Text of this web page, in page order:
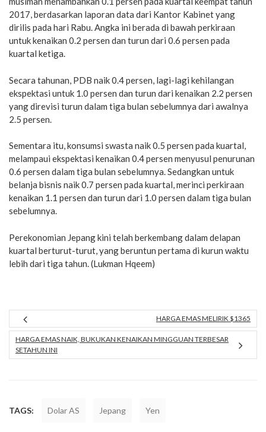
2017, berdasarkan laporan data dari Kantor Kabinet yang
dirilis pada hari Rabu. Angka ini berada di bawah perkiraan
untuk kenaikan 0.2 persen dan turun dari 0.6 persen pada
kuartal ketiga.
Secara tahunan, PDB naik 0.4 persen, lagi-lagi kehilangan
ekspektasi untuk 1.0 persen dan turun dari kenaikan 2.2 persen
yang direvisi turun dalam tiga bulan sebelumnya dari awalnya
2.5 persen.
Sementara itu, konsumsi swasta naik 0.5 persen pada kuartal,
melampaui ekspektasi kenaikan 0.4 persen menyusul penurunan
0.6 persen dalam tiga bulan sebelumnya. Sedangkan untuk
belanja bisnis naik 0.7 persen pada kuartal, merinci perkiraan
kenaikan 1.1 persen dan turun dari 1.0 persen dalam tiga bulan
sebelumnya.
Perekonomian Jepang kini telah berkembang dalam delapan
kuartal berturut-turut, yang beruntun pertama di kurun waktu
lebih dari tiga tahun. (Lukman Hqeem)
HARGA EMAS MELIRIK $1365
HARGA EMAS NAIK, BUKUKAN KENAIKAN MINGGUAN TERBESAR
SETAHUN INI
TAGS: Dolar AS Jepang Yen